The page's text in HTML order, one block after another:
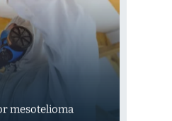
mesotelioma